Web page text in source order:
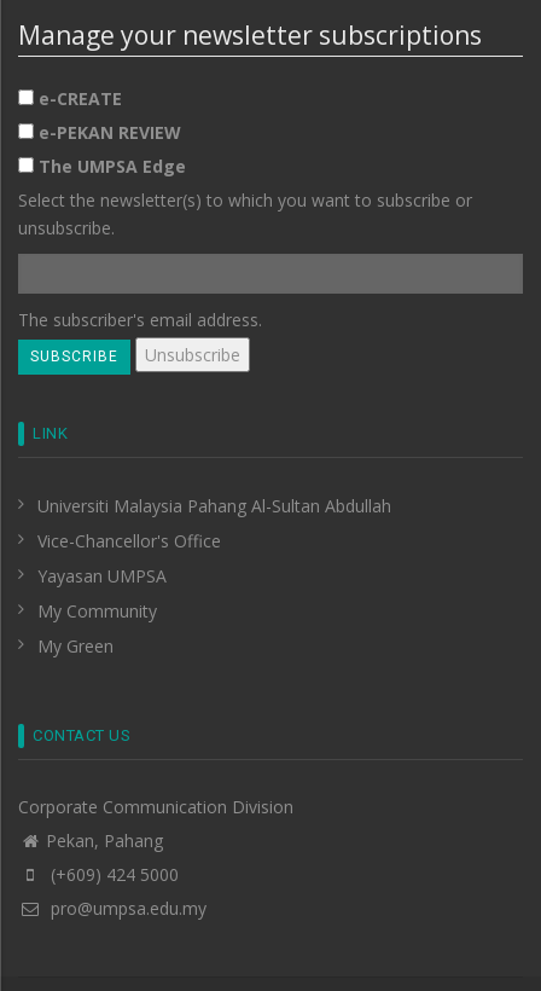
Manage your newsletter subscriptions
e-CREATE
e-PEKAN REVIEW
The UMPSA Edge
Select the newsletter(s) to which you want to subscribe or
unsubscribe.
The subscriber's email address.
LINK
Universiti Malaysia Pahang Al-Sultan Abdullah
Vice-Chancellor's Office
Yayasan UMPSA
My Community
My Green
CONTACT US
Corporate Communication Division
Pekan, Pahang
(+609) 424 5000
pro@umpsa.edu.my